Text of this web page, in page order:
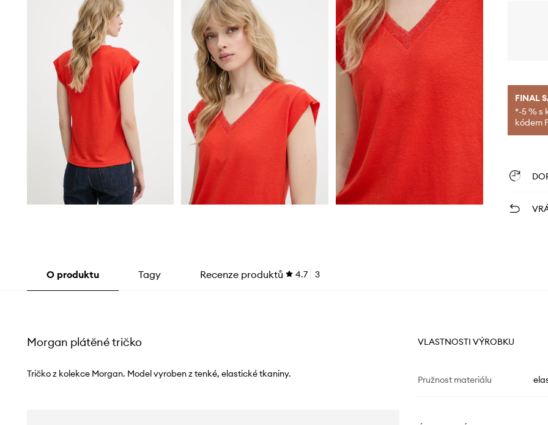
FINAL
*-5 % s
kódem
O produktu Tagy Recenze produktů 4.7 3
Morgan plátěné tričko
Tričko z kolekce Morgan. Model vyroben z tenké, elastické tkaniny.
VLASTNOSTI VÝROBKU
Pružnost materiálu